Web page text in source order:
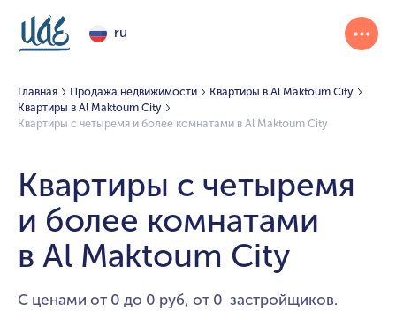
ru
Главная Продажа недвижимости
Квартиры в Al Maktoum City
Квартиры в Al Maktoum City
Квартиры с четыремя и более комнатами в Al Maktoum City
Квартиры с четыремя
и более комнатами
в Al Maktoum City
С ценами от 0 до 0 руб, от 0 застройщиков.